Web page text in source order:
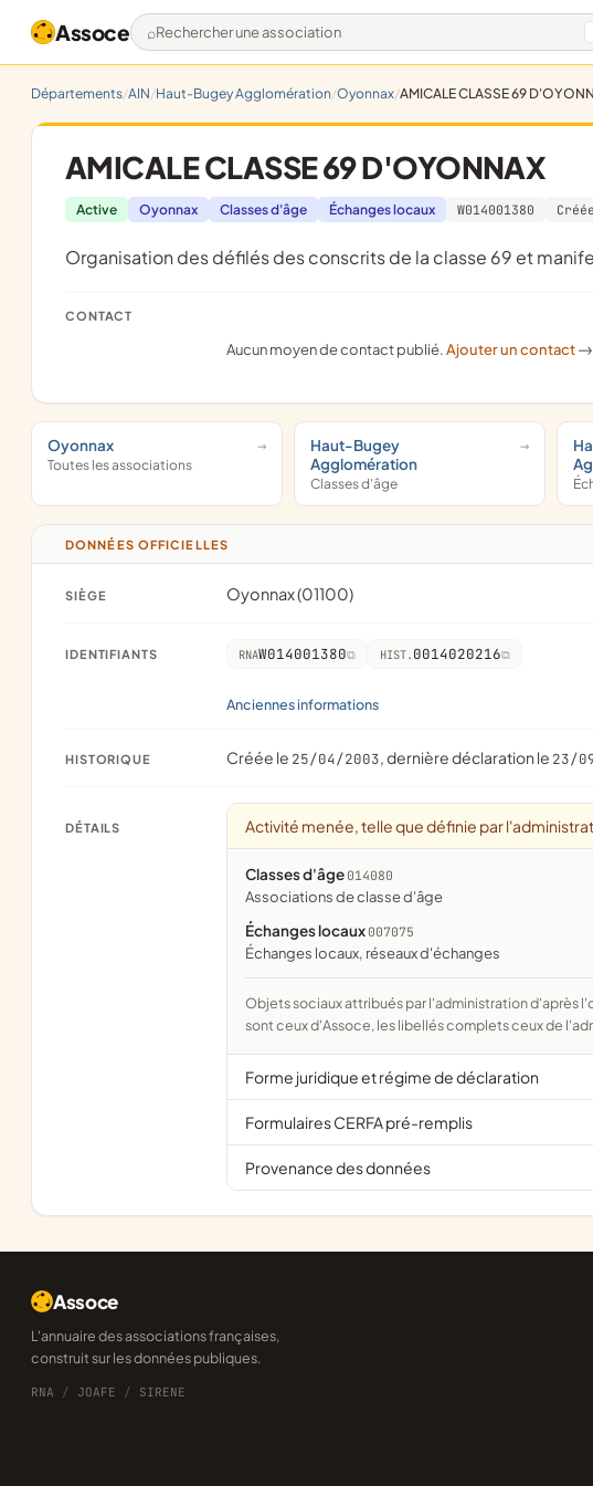
Assoce Rechercher une association
Départements AIN Haut-Bugey Agglomération Oyonnax AMICALE CLASSE 69
AMICALE CLASSE 69 D'OYONNAX
Active Oyonnax Classes d'âge Échanges locaux W014001380
organisation des défilés des conscrits de la classe 69 et
CONTACT
Aucun moyen de contact publié.Ajouter un contact ->
Oyonnax
Toutes les associations
Haut-Bugey
Agglomération
Classes d'âge
DONNÉES OFFICIELLES
SIÈGE Oyonnax (01100)
IDENTIFIANTS RNAW014001380 HIST. 0014020216
Anciennes informations
HISTORIQUE Créée le 25/04/2003, dernière déclaration le 23/
DÉTAILS Activité menée, telle que définie par
Classes d'âge 014080
associations de classe d'âge
Échanges locaux 007075
échanges locaux, réseaux d'échanges
Objets sociaux attribués par l'administration d'après l'objet déclaré ; activité NAF attribuée par l'INSEE. Les noms courts
sont ceux d'Assoce, les libellés complets ceux de
Forme juridique et régime de déclaration
Formulaires CERFA pré-remplis
Provenance des données
Assoce
L'annuaire des associations françaises,
construit sur les données publiques.
RNA / JOAFE / SIRENE